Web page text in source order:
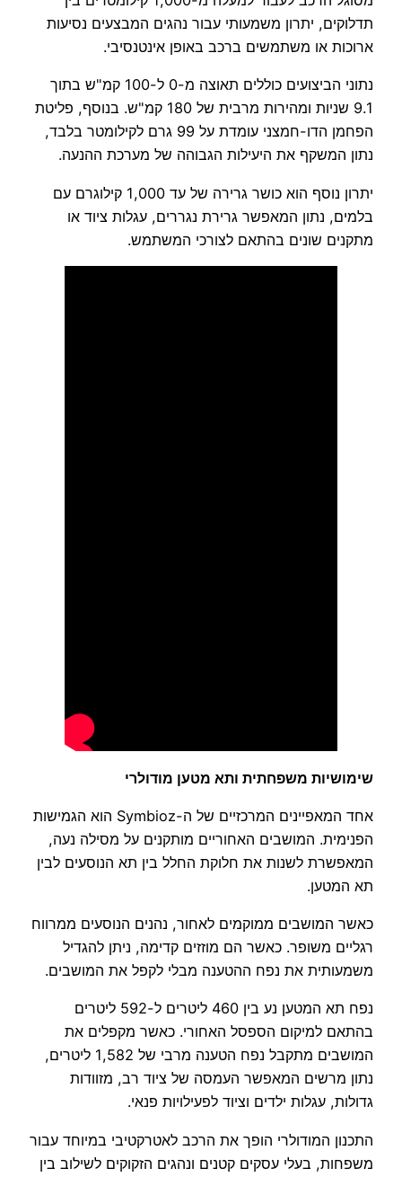
תדלוקים, יתרון משמעותי עבור נהגים המבצעים נסיעות
ארוכות או משתמשים ברכב באופן אינטנסיבי.
נתוני הביצועים כוללים תאוצה מ-0 ל-100 קמ"ש בתוך
9.1 שניות ומהירות מרבית של 180 קמ"ש. בנוסף, פליטת
הפחמן הדו-חמצני עומדת על 99 גרם לקילומטר בלבד,
נתון המשקף את היעילות הגבוהה של מערכת ההנעה.
יתרון נוסף הוא כושר גרירה של עד 1,000 קילוגרם עם
בלמים, נתון המאפשר גרירת נגררים, עגלות ציוד או
מתקנים שונים בהתאם לצורכי המשתמש.
שימושיות משפחתית ותא מטען מודולרי
אחד המאפיינים המרכזיים של ה-Symbioz הוא הגמישות
הפנימית. המושבים האחוריים מותקנים על מסילה נעה,
המאפשרת לשנות את חלוקת החלל בין תא הנוסעים לבין
תא המטען.
כאשר המושבים ממוקמים לאחור, נהנים הנוסעים ממרווח
רגליים משופר. כאשר הם מוזזים קדימה, ניתן להגדיל
משמעותית את נפח ההטענה מבלי לקפל את המושבים.
נפח תא המטען נע בין 460 ליטרים ל-592 ליטרים
בהתאם למיקום הספסל האחורי. כאשר מקפלים את
המושבים מתקבל נפח הטענה מרבי של 1,582 ליטרים,
נתון מרשים המאפשר העמסה של ציוד רב, מזוודות
גדולות, עגלות ילדים וציוד לפעילויות פנאי.
התכנון המודולרי הופך את הרכב לאטרקטיבי במיוחד עבור
משפחות, בעלי עסקים קטנים ונהגים הזקוקים לשילוב בין